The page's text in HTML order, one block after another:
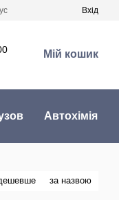
Вхід
Мій кошик
Автохімія
за назвою